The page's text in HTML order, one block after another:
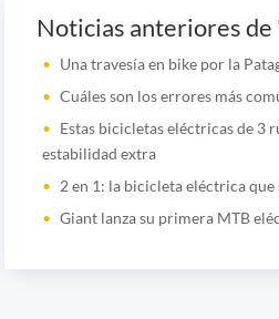
Noticias anteriores de
Una travesía en bike por la
Cuáles son los errores más
Estas bicicletas eléctricas de 3
estabilidad extra
2 en 1: la bicicleta eléctrica
Giant lanza su primera MTB